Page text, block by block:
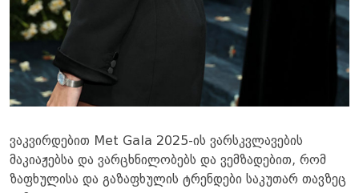
ვაკვირდებით Met Gala 2025-ის ვარსკვლავების
მაკიაჟებსა და ვარცხნილობებს და ვემზადებით, რომ
ზაფხულისა და გაზაფხულის ტრენდები საკუთარ თავზეც